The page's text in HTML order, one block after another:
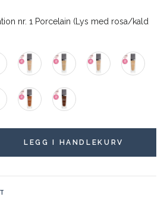
nr. 1 Porcelain (Lys med rosa/kald
LEGG I HANDLEKURV